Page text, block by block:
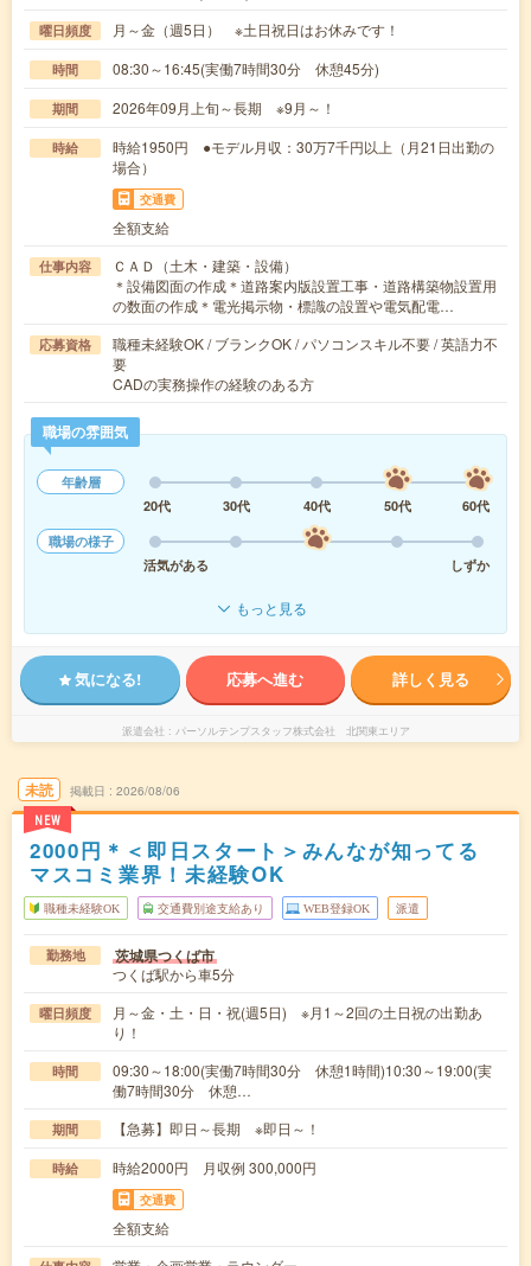
曜日頻度 月～金（週5日） ※土日祝日はお休みです！
時間 08:30～16:45(実働7時間30分 休憩45分)
期間 2026年09月上旬～長期 ※9月～！
時給
時給1950円 ●モデル月収：30万7千円以上（月21日出勤の
場合）
交通費
全額支給
仕事内容
ＣＡＤ（土木・建築・設備）
＊設備図面の作成＊道路案内版設置工事・道路構築物設置用
の数面の作成＊電光掲示物・標識の設置や電気配電…
応募資格
職種未経験OK / ブランクOK / パソコンスキル不要 / 英語力不
要
CADの実務操作の経験のある方
職場の雰囲気
年齢層
20代
30代 40代 50代
60代
職場の様子
活気がある
しずか
もっと見る
気になる! 応募へ進む 詳しく見る
派遣会社 パーソルテンプスタッフ株式会社 北関東エリア
未読
NEW
掲載日 2026/08/06
2000円＊＜即日スタート＞みんなが知ってる
マスコミ業界！未経験OK
職種未経験OK 交通費別途支給あり WEB登録OK 派遣
勤務地 茨城県つくば市
つくば駅から車5分
曜日頻度
月～金・土・日・祝(週5日) ※月1～2回の土日祝の出勤あ
り！
時間
09:30～18:00(実働7時間30分 休憩1時間)10:30～19:00(実
働7時間30分 休憩…
期間 【急募】即日～長期 ※即日～！
時給 時給2000円 月収例 300,000円
交通費
全額支給